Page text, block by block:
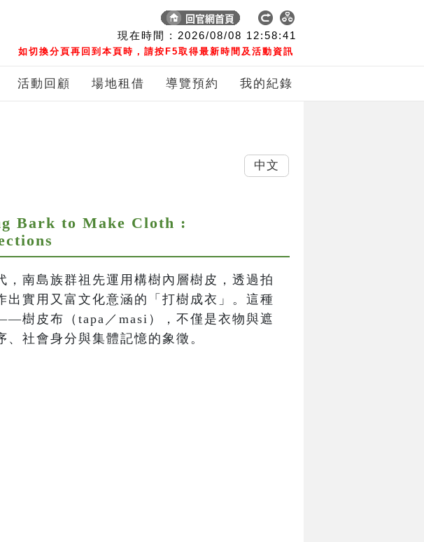
現在時間 : 2026/08/08 12:58:42
如切換分頁再回到本頁時，請按F5取得最新時間及活動資訊
活動回顧 場地租借 導覽預約 我的紀錄
Bark to Make Cloth :
，南島族群祖先運用構樹內層樹皮，透過拍
出實用又富文化意涵的「打樹成衣」。這種
樹皮布（tapa／masi），不僅是衣物與遮
社會身分與集體記憶的象徵。